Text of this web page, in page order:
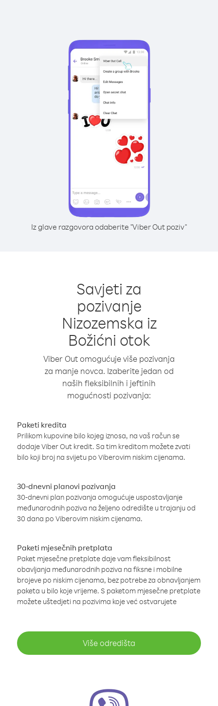
Iz glave razgovora odaberite "Viber Out poziv"
Savjeti za
pozivanje
Nizozemska iz
Božićni otok
Viber Out omogućuje više pozivanja
za manje novca. Izaberite jedan od
naših fleksibilnih i jeftinih
mogućnosti pozivanja:
Paketi kredita
Prilikom kupovine bilo kojeg iznosa, na vaš račun se
dodaje Viber Out kredit. Sa tim kreditom možete zvati
bilo koji broj na svijetu po Viberovim niskim cijenama.
30-dnevni planovi pozivanja
30-dnevni plan pozivanja omogućuje uspostavljanje
međunarodnih poziva na željeno odredište u trajanju od
30 dana po Viberovim niskim cijenama.
Paketi mjesečnih pretplata
Paket mjesečne pretplate daje vam fleksibilnost
obavljanja međunarodnih poziva na fiksne i mobilne
brojeve po niskim cijenama, bez potrebe za obnavljanjem
paketa u bilo koje vrijeme. S paketom mjesečne pretplate
možete uštedjeti na pozivima koje već ostvarujete
Više odredišta